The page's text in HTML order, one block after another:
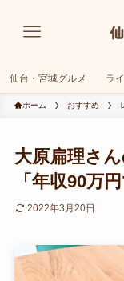
仙台・宮城グルメ ラ
ホーム おすすめ
大原扁理さ
「年収90万
2022年3月20日